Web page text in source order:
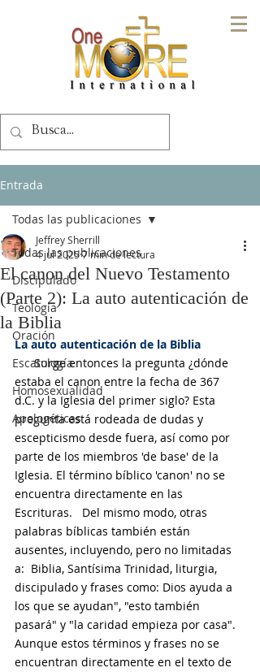
Entrada
Todas las publicaciones
Discipulado
Teología
Oración
Escatología
Homosexualidad
Apologéticas
Todas las publicaciones
El canon del Nuevo Testamento
(Parte 2): La auto autenticación de
la Biblia
Jeffrey Sherrill
4 jul 20257 min de lectura
La auto autenticación de la Biblia
Surge entonces la pregunta ¿dónde
estaba el canon entre la fecha de 367
d.C. y la Iglesia del primer siglo? Esta
pregunta está rodeada de dudas y
escepticismo desde fuera, así como por
parte de los miembros 'de base' de la
Iglesia. El término bíblico 'canon' no se
encuentra directamente en las
Escrituras.   Del mismo modo, otras
palabras bíblicas también están
ausentes, incluyendo, pero no limitadas
a:  Biblia, Santísima Trinidad, liturgia,
discipulado y frases como: Dios ayuda a
los que se ayudan", "esto también
pasará" y "la caridad empieza por casa".
Aunque estos términos y frases no se
encuentran directamente en el texto de